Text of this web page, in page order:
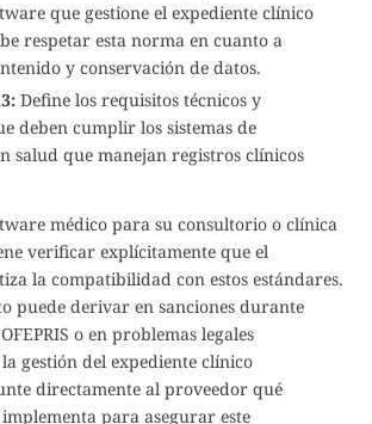
que gestione el expediente clínico
respetar esta norma en cuanto a
y conservación de datos.
Define los requisitos técnicos y
deben cumplir los sistemas de
salud que manejan registros clínicos
médico para su consultorio o clínica
verificar explícitamente que el
la compatibilidad con estos estándares.
puede derivar en sanciones durante
o en problemas legales
gestión del expediente clínico
directamente al proveedor qué
para asegurar este